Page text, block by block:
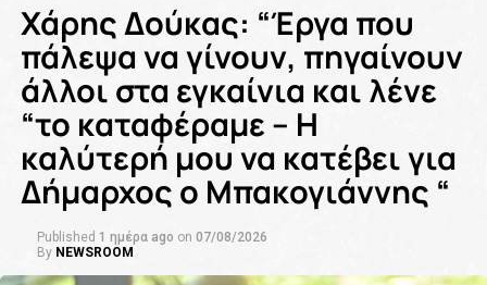
Χάρης Δούκας: “Έργα που
πάλεψα να γίνουν, πηγαίνουν
άλλοι στα εγκαίνια και λένε
“το καταφέραμε – Η
καλύτερή μου να κατέβει για
Δήμαρχος ο Μπακογιάννης “
Published 1 ημέρα ago on 07/08/2026
By NEWSROOM